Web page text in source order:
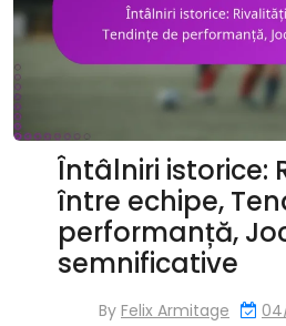
Întâlniri istorice:
între echipe,
performanță,
semnificative
By Felix Armitage